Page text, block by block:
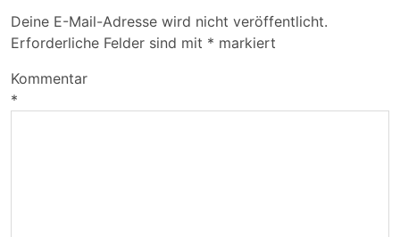
Deine E-Mail-Adresse wird nicht veröffentlicht.
Erforderliche Felder sind mit * markiert
Kommentar
*